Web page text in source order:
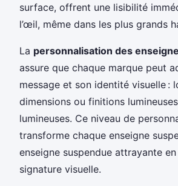
surface, offrent une lisibilité
l’œil, même dans les plus grands
La personnalisation des
assure que chaque marque peut
message et son identité visuelle :
dimensions ou finitions
lumineuses. Ce niveau de
transforme chaque enseigne
enseigne suspendue attrayante
signature visuelle.